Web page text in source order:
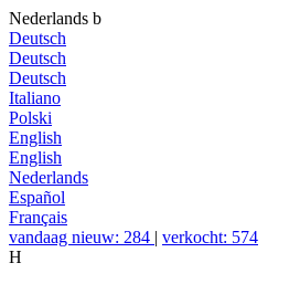
Nederlands b
Deutsch
Deutsch
Deutsch
Italiano
Polski
English
English
Nederlands
Español
Français
vandaag nieuw: 284 | verkocht: 574
H